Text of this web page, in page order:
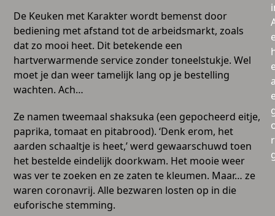
De Keuken met Karakter wordt bemenst door
bediening met afstand tot de arbeidsmarkt, zoals
dat zo mooi heet. Dit betekende een
hartverwarmende service zonder toneelstukje. Wel
moet je dan weer tamelijk lang op je bestelling
wachten. Ach…
Ze namen tweemaal shaksuka (een gepocheerd eitje,
paprika, tomaat en pitabrood). ‘Denk erom, het
aarden schaaltje is heet,’ werd gewaarschuwd toen
het bestelde eindelijk doorkwam. Het mooie weer
was ver te zoeken en ze zaten te kleumen. Maar… ze
waren coronavrij. Alle bezwaren losten op in die
euforische stemming.